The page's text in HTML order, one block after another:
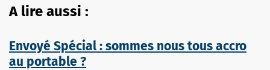
A lire aussi :
Envoyé Spécial : sommes nous tous accro
au portable ?